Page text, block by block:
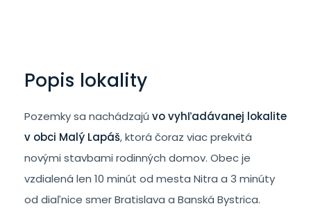
Popis lokality
Pozemky sa nachádzajú vo vyhľadávanej lokalite
v obci Malý Lapáš, ktorá čoraz viac prekvitá
novými stavbami rodinných domov. Obec je
vzdialená len 10 minút od mesta Nitra a 3 minúty
od diaľnice smer Bratislava a Banská Bystrica.